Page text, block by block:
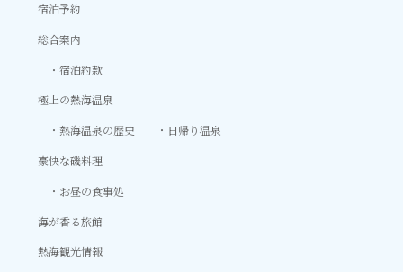
宿泊予約
総合案内
宿泊約款
極上の熱海温泉
熱海温泉の歴史
日帰り温泉
豪快な磯料理
お昼の食事処
海が香る旅館
熱海観光情報